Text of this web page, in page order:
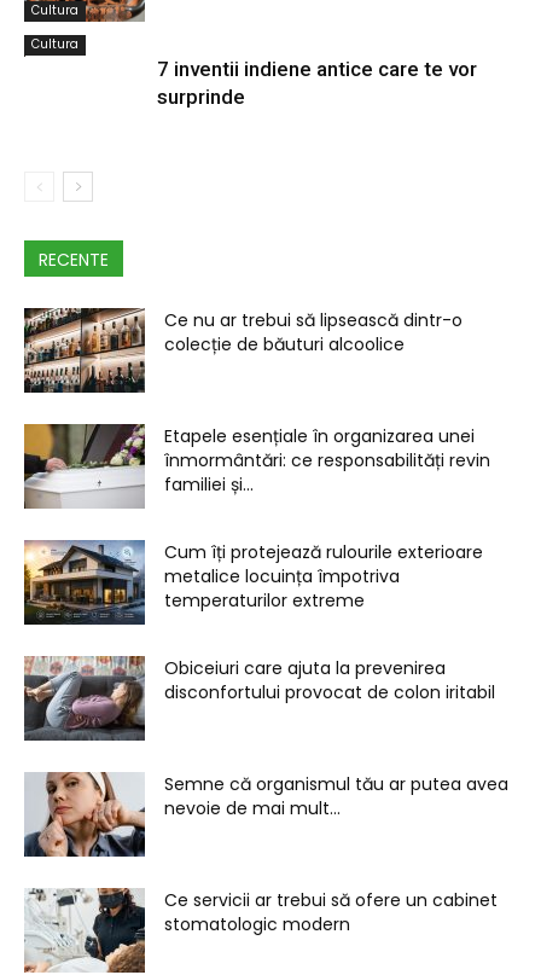
Cultura
Cultura
7 inventii indiene antice care te vor
surprinde
RECENTE
Ce nu ar trebui să lipsească dintr-o
colecție de băuturi alcoolice
Etapele esențiale în organizarea unei
înmormântări: ce responsabilități revin
familiei și...
Cum îți protejează rulourile exterioare
metalice locuința împotriva
temperaturilor extreme
Obiceiuri care ajuta la prevenirea
disconfortului provocat de colon iritabil
Semne că organismul tău ar putea avea
nevoie de mai mult...
Ce servicii ar trebui să ofere un cabinet
stomatologic modern